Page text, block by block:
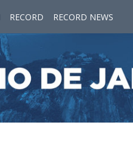
RECORD RECORD NEWS